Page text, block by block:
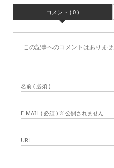
コメント ( 0 )
この記事へのコメントはありませ
名前 ( 必須 )
E-MAIL ( 必須 ) ※ 公開されません
URL